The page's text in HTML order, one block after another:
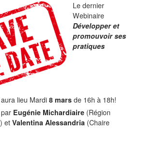
Le dernier
Webinaire
Développer et
promouvoir ses
pratiques
lieu Mardi8 marsde 16h à 18h!
Eugénie Michardiaire(Région
et Valentina Alessandria(Chaire